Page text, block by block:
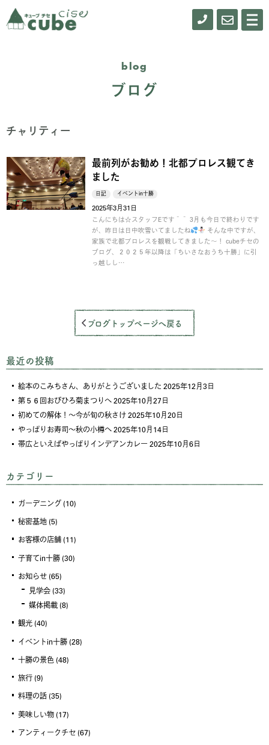
メ
ニ
0155- お
blog
ブログ
チャリティー
最前列がお勧め！北都プロレス観てき
ました
日記 イベントin十勝
2025年3月31日
こんにちは☆スタッフEです＾＾ 3月も今日で終わりです
が、昨日は日中吹雪いてましたね
そんな中ですが、
家族で北都プロレスを観戦してきました～！ cubeチセの
ブログ、２０２５年以降は「ちいさなおうち十勝」に引
っ越しし…
ブログトップページへ戻る
最近の投稿
絵本のこみちさん、ありがとうございました 2025年12月3日
第５６回おびひろ菊まつりへ2025年10月27日
初めての解体！～今が旬の秋さけ2025年10月20日
やっぱりお寿司～秋の小樽へ2025年10月14日
帯広といえばやっぱりインデアンカレー2025年10月6日
カテゴリー
ガーデニング (10)
秘密基地 (5)
お客様の店舗 (11)
子育てin十勝 (30)
お知らせ (65)
見学会 (33)
媒体掲載 (8)
観光 (40)
イベントin十勝 (28)
十勝の景色 (48)
旅行 (9)
料理の話 (35)
美味しい物 (17)
アンティークチセ (67)